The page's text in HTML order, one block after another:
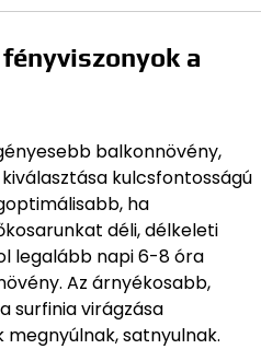
a
balkonnövény,
kulcsfontosságú
ha
déli, délkeleti
legalább napi 6-8 óra
Az árnyékosabb,
surfinia virágzása
satnyulnak.